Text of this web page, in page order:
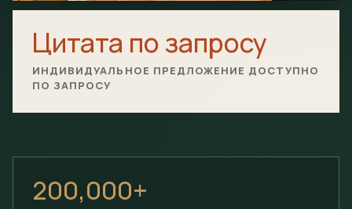
Цитата по запросу
ИНДИВИДУАЛЬНОЕ ПРЕДЛОЖЕНИЕ ДОСТУПНО
ПО ЗАПРОСУ
200,000+